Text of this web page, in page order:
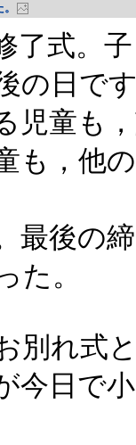
了式。
の日で
児童も
も，他
最後の
た。
別れ式
今日で